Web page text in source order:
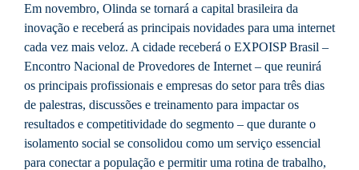
Em novembro, Olinda se tornará a capital brasileira da
inovação e receberá as principais novidades para uma internet
cada vez mais veloz. A cidade receberá o EXPOISP Brasil –
Encontro Nacional de Provedores de Internet – que reunirá
os principais profissionais e empresas do setor para três dias
de palestras, discussões e treinamento para impactar os
resultados e competitividade do segmento – que durante o
isolamento social se consolidou como um serviço essencial
para conectar a população e permitir uma rotina de trabalho,